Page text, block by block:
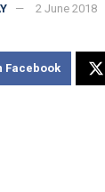
2 June 2018
Facebook